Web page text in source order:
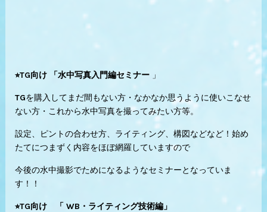
⭐︎TG向け 「水中写真入門編セミナー」
TGを購入してまだ間もない方・なかなか思うように使いこなせ
ない方・これから水中写真を撮ってみたい方等。
設定、ピントの合わせ方、ライティング、構図などなど！始め
たてにつまずく内容をほぼ網羅していますので
今後の水中撮影でためになるようなセミナーとなっていま
す！！
⭐︎TG向け 「 WB・ライティング技術編」